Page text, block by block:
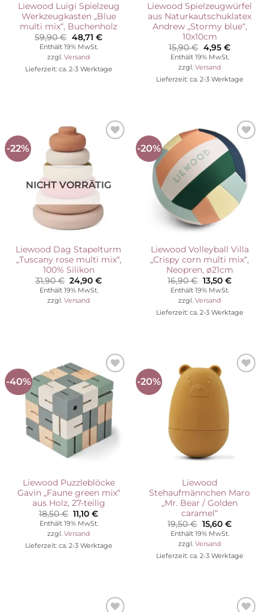
Liewood Luigi Spielzeug
Werkzeugkasten „Blue
multi mix“, Buchenholz
59,90€ Ursprünglicher
Preis
war:
59,90 €
48,71 €Aktueller
Enthält 19% MwSt.
zzgl. Versand
Lieferzeit: ca. 2-3 Werktage
Liewood Spielzeugwürfel
aus Naturkautschuklatex
Andrew „Stormy blue“,
10x10cm
15,90€ Ursprünglicher
Preis
war:
15,90 €
4,95 €Aktueller
Enthält 19% MwSt.
zzgl. Versand
Lieferzeit: ca. 2-3 Werktage
-22%
NICHT VORRÄTIG
Liewood Dag Stapelturm
„Tuscany rose multi mix“,
100% Silikon
31,90€ Ursprünglicher
Preis
war:
31,90 €
24,90€Aktueller
Enthält 19% MwSt.
zzgl. Versand
-20%
Auf die
Wunschliste
Liewood Volleyball Villa
„Crispy corn multi mix“,
Neopren, ø21cm
16,90€ Ursprünglicher
Preis
war:
16,90 €
13,50 €Aktueller
Enthält 19% MwSt.
zzgl. Versand
Lieferzeit: ca. 2-3 Werktage
-40%
Auf die
Wunschliste
Liewood Puzzleblöcke
Gavin „Faune green mix“
aus Holz, 27-teilig
18,50€ Ursprünglicher
Preis
war:
18,50 €
11,10€Aktueller
ist:
Enthält 19% MwSt.
zzgl. Versand
Lieferzeit: ca. 2-3 Werktage
-20%
Auf die
Wunschliste
Liewood
Stehaufmännchen Maro
„Mr. Bear / Golden
caramel“
19,50€ Ursprünglicher
Preis
war:
19,50 €
15,60 €Aktueller
Enthält 19% MwSt.
zzgl. Versand
Lieferzeit: ca. 2-3 Werktage